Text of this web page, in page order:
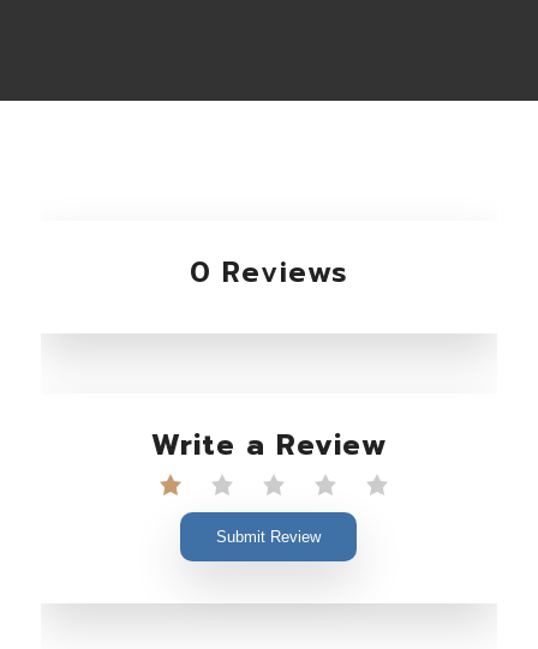
0 Reviews
Write a Review
Submit Review